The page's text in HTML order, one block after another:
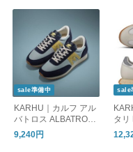
sale準備中
KARHU｜カルフ アル
バトロス ALBATROS
S 82（KH807064）
9,240円
sale
タリ
スニ
ン